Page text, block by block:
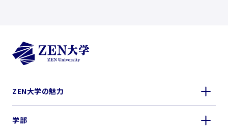
ZEN大学の魅力
学部